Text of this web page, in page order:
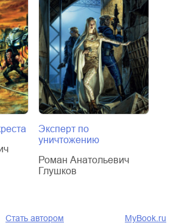
Эксперт по
уничтожению
Роман Анатольевич
Глушков
Стать автором MyBook.ru